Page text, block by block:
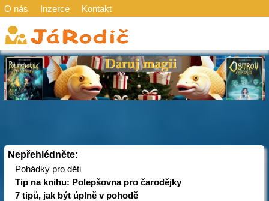
O nás Inzerce Kontakt
Nepřehlédněte:
Pohádky pro děti
Tip na knihu: Polepšovna pro čarodějky
7 tipů, jak být úplně v pohodě